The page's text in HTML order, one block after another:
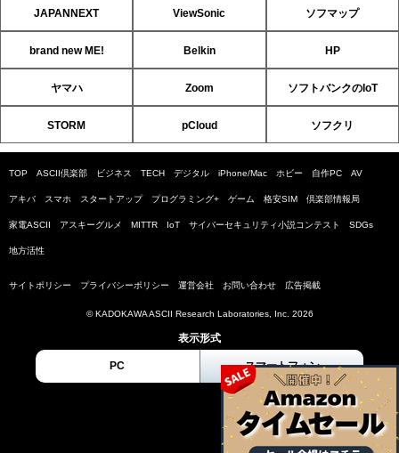
JAPANNEXT ViewSonic ソフマップ
brand new ME! Belkin HP
ヤマハ Zoom ソフトバンクのIoT
STORM pCloud ソフクリ
TOP ASCII倶楽部 ビジネス TECH デジタル iPhone/Mac ホビー 自作PC AV
アキバ スマホ スタートアップ プログラミング+ ゲーム 格安SIM 倶楽部情報局
家電ASCII アスキーグルメ MITTR IoT サイバーセキュリティ小説コンテスト SDGs
地方活性
サイトポリシー プライバシーポリシー 運営会社 お問い合わせ 広告掲載
© KADOKAWA ASCII Research Laboratories, Inc. 2026
表示形式
PC スマートフォン